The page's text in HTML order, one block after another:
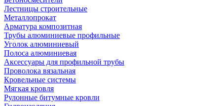
Лестницы строительные
Металлопрокат
Арматура композитная
Трубы алюминиевые профильные
Уголок алюминиевый
Полоса алюминиевая
Аксессуары для профильной трубы
Проволока вязальная
Кровельные системы
Мягкая кровля
Рулонные битумные кровли